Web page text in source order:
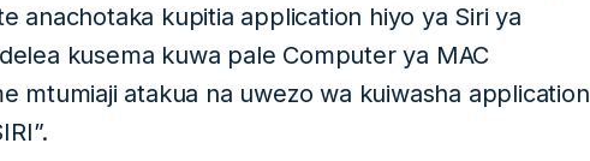
anachotaka kupitia application hiyo ya Siri ya
kusema kuwa pale Computer ya MAC
mtumiaji atakua na uwezo wa kuiwasha application